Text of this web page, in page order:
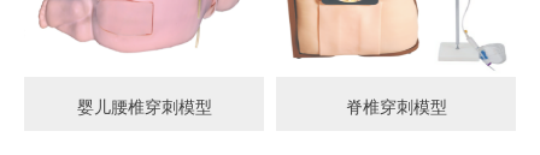
婴儿腰椎穿刺模型 脊椎穿刺模型